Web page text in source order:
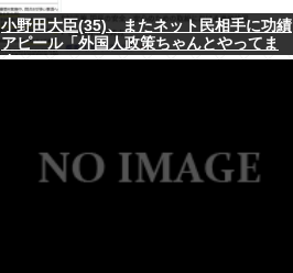
小野田大臣(35)、またネット民相手に功績
アピール「外国人政策ちゃんとやってま
す」www